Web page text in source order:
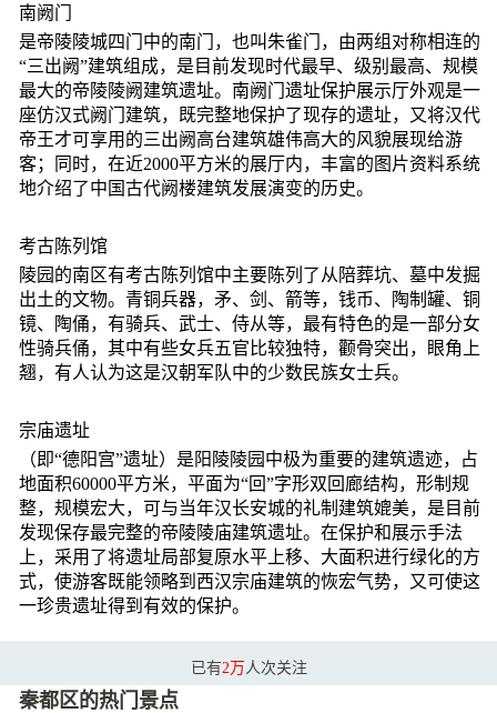
南阙门
是帝陵陵城四门中的南门，也叫朱雀门，由两组对称相连的
“三出阙”建筑组成，是目前发现时代最早、级别最高、规模
最大的帝陵陵阙建筑遗址。南阙门遗址保护展示厅外观是一
座仿汉式阙门建筑，既完整地保护了现存的遗址，又将汉代
帝王才可享用的三出阙高台建筑雄伟高大的风貌展现给游
客；同时，在近2000平方米的展厅内，丰富的图片资料系统
地介绍了中国古代阙楼建筑发展演变的历史。
考古陈列馆
陵园的南区有考古陈列馆中主要陈列了从陪葬坑、墓中发掘
出土的文物。青铜兵器，矛、剑、箭等，钱币、陶制罐、铜
镜、陶俑，有骑兵、武士、侍从等，最有特色的是一部分女
性骑兵俑，其中有些女兵五官比较独特，颧骨突出，眼角上
翘，有人认为这是汉朝军队中的少数民族女士兵。
宗庙遗址
（即“德阳宫”遗址）是阳陵陵园中极为重要的建筑遗迹，占
地面积60000平方米，平面为“回”字形双回廊结构，形制规
整，规模宏大，可与当年汉长安城的礼制建筑媲美，是目前
发现保存最完整的帝陵陵庙建筑遗址。在保护和展示手法
上，采用了将遗址局部复原水平上移、大面积进行绿化的方
式，使游客既能领略到西汉宗庙建筑的恢宏气势，又可使这
一珍贵遗址得到有效的保护。
已有2万 人次关注
秦都区的热门景点